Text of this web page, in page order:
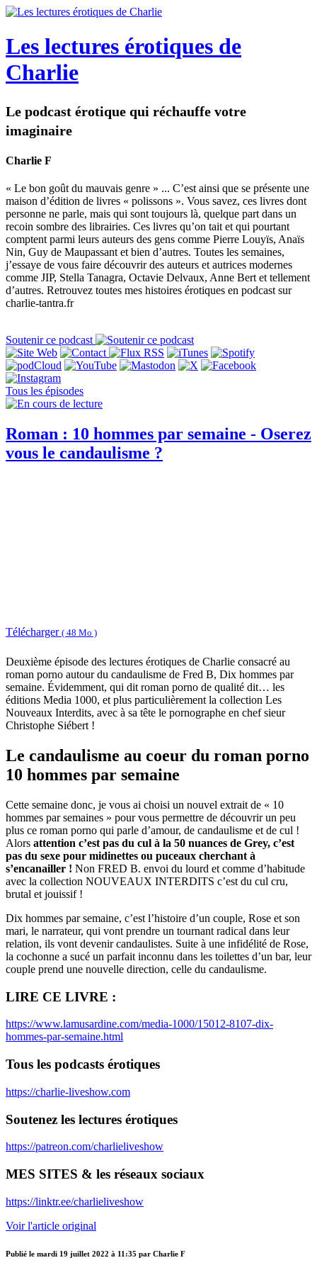
Les lectures érotiques de
Charlie
Le podcast érotique qui réchauffe votre
imaginaire
Charlie F
« Le bon goût du mauvais genre » ... C’est ainsi que se présente une
maison d’édition de livres « polissons ». Vous savez, ces livres dont
personne ne parle, mais qui sont toujours là, quelque part dans un
recoin sombre des librairies. Ces livres qu’on tait et qui pourtant
comptent parmi leurs auteurs des gens comme Pierre Louyïs, Anaïs
Nin, Guy de Maupassant et bien d’autres. Toutes les semaines,
j’essaye de vous faire découvrir des auteurs et autrices modernes
comme JIP, Stella Tanagra, Octavie Delvaux, Anne Bert et tellement
d’autres. Retrouvez toutes mes histoires érotiques en podcast sur
charlie-tantra.fr
Soutenir ce podcast
Tous les épisodes
Roman : 10 hommes par semaine - Oserez
vous le candaulisme ?
Télécharger ( 48 Mo )
Deuxième épisode des lectures érotiques de Charlie consacré au
roman porno autour du candaulisme de Fred B, Dix hommes par
semaine. Évidemment, qui dit roman porno de qualité dit… les
éditions Media 1000, et plus particulièrement la collection Les
Nouveaux Interdits, avec à sa tête le pornographe en chef sieur
Christophe Siébert !
Le candaulisme au coeur du roman porno
10 hommes par semaine
Cette semaine donc, je vous ai choisi un nouvel extrait de « 10
hommes par semaines » pour vous permettre de découvrir un peu
plus ce roman porno qui parle d’amour, de candaulisme et de cul !
Alors attention c’est pas du cul à la 50 nuances de Grey, c’est
pas du sexe pour midinettes ou puceaux cherchant à
s’encanailler ! Non FRED B. envoi du lourd et comme d’habitude
avec la collection NOUVEAUX INTERDITS c’est du cul cru,
brutal et jouissif !
Dix hommes par semaine, c’est l’histoire d’un couple, Rose et son
mari, le narrateur, qui vont prendre un tournant radical dans leur
relation, ils vont devenir candaulistes. Suite à une infidélité de Rose,
la cochonne a sucé un parfait inconnu dans les toilettes d’un bar, leur
couple prend une nouvelle direction, celle du candaulisme.
LIRE CE LIVRE :
https://www.lamusardine.com/media-1000/15012-8107-dix-
hommes-par-semaine.html
Tous les podcasts érotiques
https://charlie-liveshow.com
Soutenez les lectures érotiques
https://patreon.com/charlieliveshow
MES SITES & les réseaux sociaux
https://linktr.ee/charlieliveshow
Voir l'article original
Publié le mardi 19 juillet 2022 à 11:35 par Charlie F